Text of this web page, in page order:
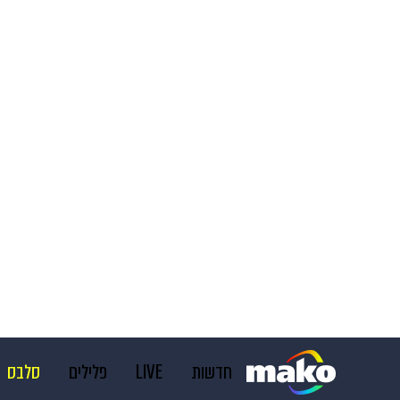
חדשות LIVE פלילים סלבס